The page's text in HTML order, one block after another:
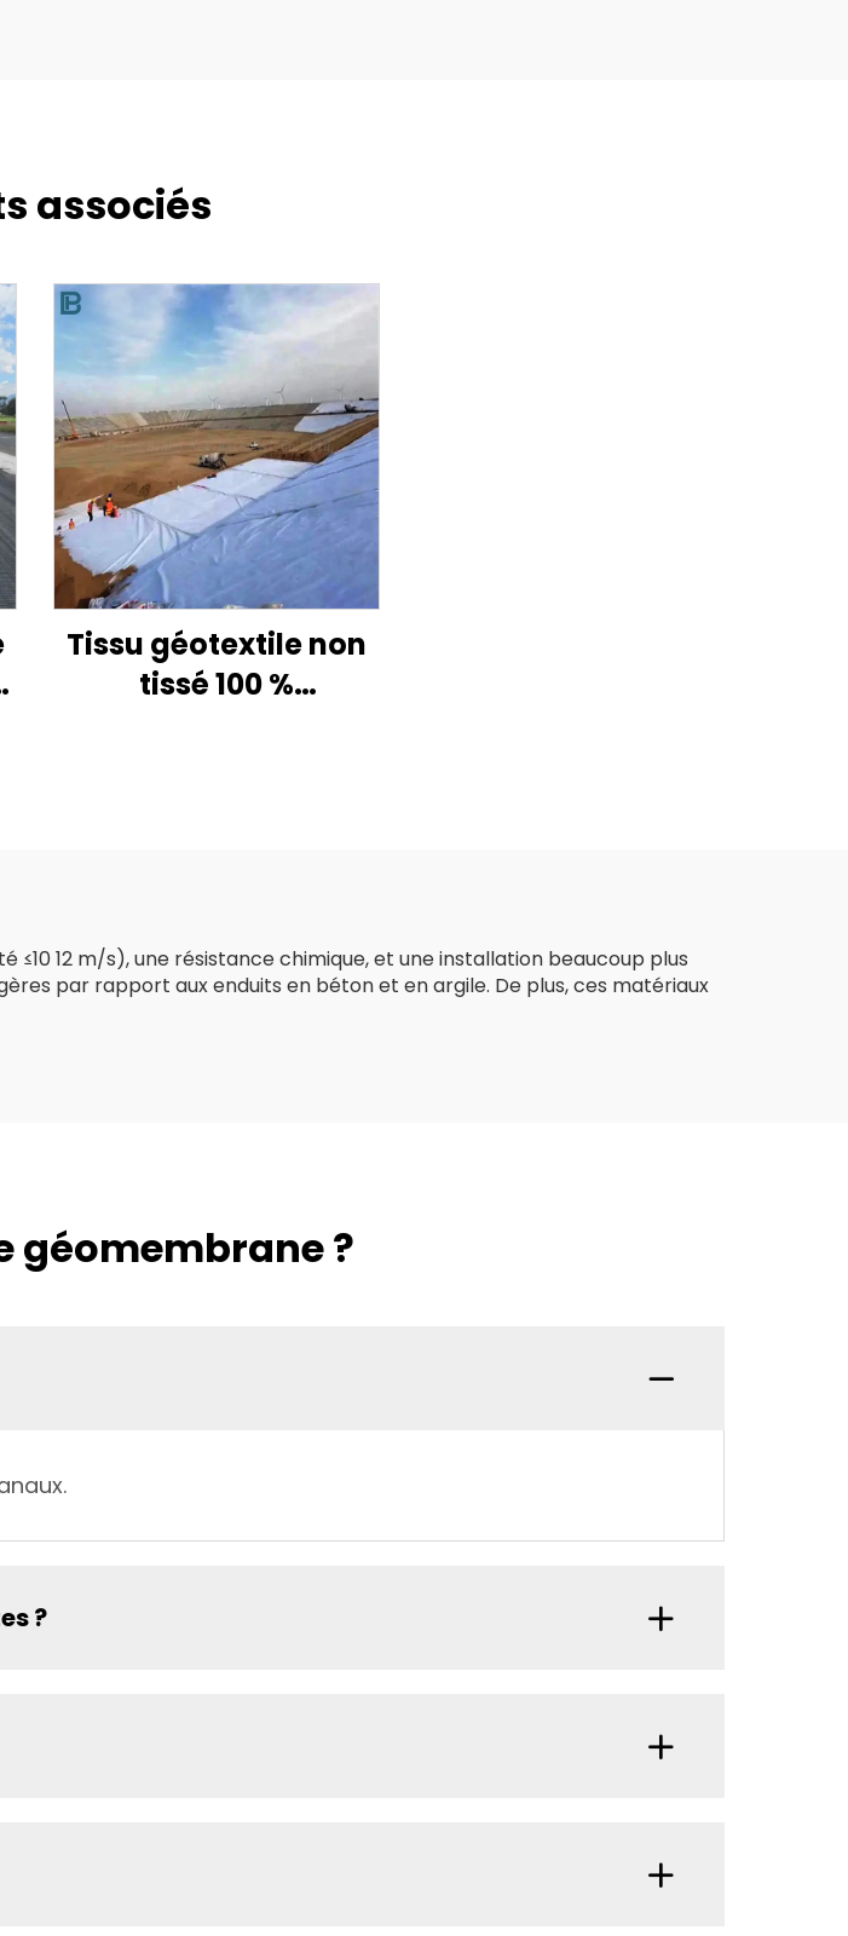
associés
Tissu géotextile non
tissé 100 %
12 m/s), une résistance chimique, et une installation beaucoup plus
par rapport aux enduits en béton et en argile. De plus, ces matériaux
géomembrane ?
?